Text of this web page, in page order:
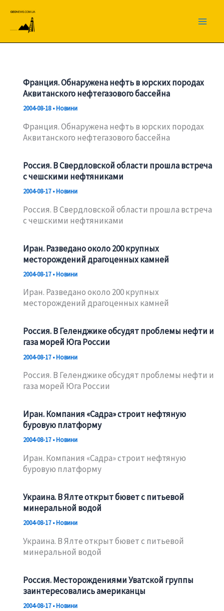
вмісту
Франция. Обнаружена нефть в юрских породах
Аквитанского нефтегазового бассейна
2004-08-18•Новини
Франция. Обнаружена нефть в юрских породах
Аквитанского нефтегазового бассейна
Россия. В Свердловской области прошла встреча
с чешскими нефтяниками
2004-08-17•Новини
Россия. В Свердловской области прошла встреча
с чешскими нефтяниками
Иран. Разведано около 200 крупных
месторождений драгоценных камней
2004-08-17•Новини
Иран. Разведано около 200 крупных
месторождений драгоценных камней
Россия. В Геленджике обсудят проблемы нефти и
газа морей Юга России
2004-08-17•Новини
Россия. В Геленджике обсудят проблемы нефти и
газа морей Юга России
Иран. Компания «Садра» строит нефтяную
буровую платформу
2004-08-17•Новини
Иран. Компания «Садра» строит нефтяную
буровую платформу
Украина. В Ялте открыт бювет с питьевой
минеральной водой
2004-08-17•Новини
Украина. В Ялте открыт бювет с питьевой
минеральной водой
Россия. Месторождениями Уватской группы
заинтересовались американцы
2004-08-17•Новини